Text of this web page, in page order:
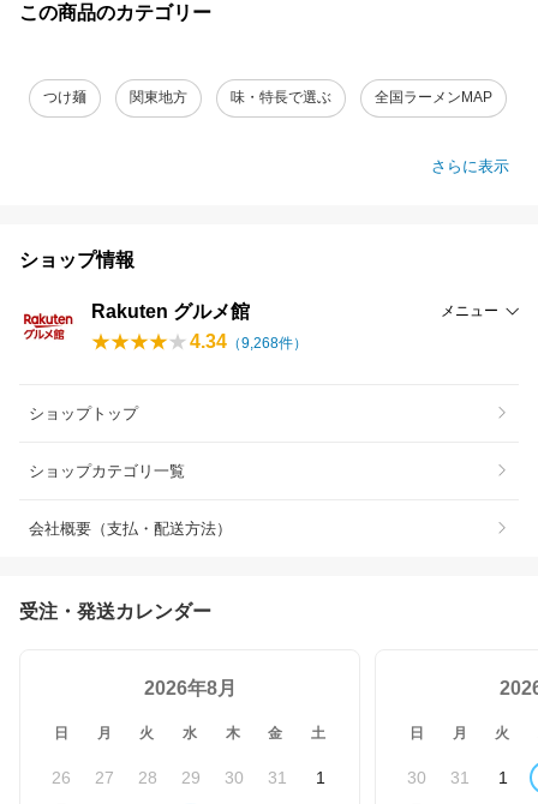
この商品のカテゴリー
つけ麺 関東地方 味・特長で選ぶ 全国ラーメンMAP
さらに表示
ショップ情報
Rakuten グルメ館 メニュー
4.34 （9,268件）
ショップトップ
ショップカテゴリ一覧
会社概要（支払・配送方法）
受注・発送カレンダー
2026年8月
日 月 火 水 木 金 土
26 27 28 29 30 31 1
日 月 火
30 31 1